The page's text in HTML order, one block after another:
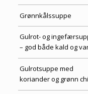
Grønnkålssuppe
Gulrot- og
– god både kald og
Gulrotsuppe med
koriander og grønn